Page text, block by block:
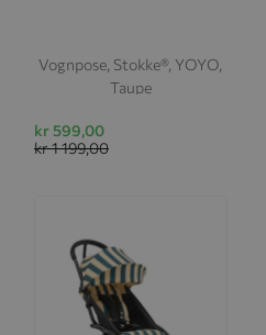
Vognpose, Stokke®, YOYO,
Taupe
kr 599,00
kr 1 199,00